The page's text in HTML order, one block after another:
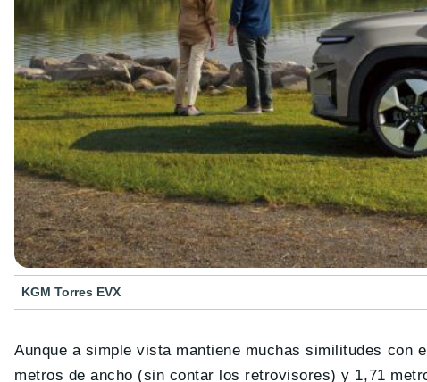
KGM Torres EVX
Aunque a simple vista mantiene muchas similitudes con
metros de ancho (sin contar los retrovisores) y 1,71